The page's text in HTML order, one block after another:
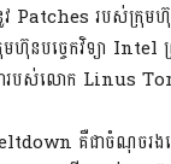
ងនូវ Patches របស់ក្
មហ៊ុនបច្ចេកវិទ្យា
បស់លោក Linus
គឺជាចំណុចរងគ្រោះ